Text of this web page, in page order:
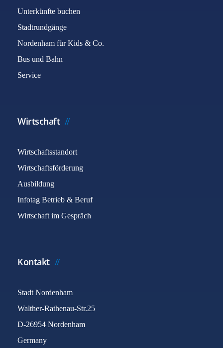
Unterkünfte buchen
Stadtrundgänge
Nordenham für Kids & Co.
Bus und Bahn
Service
Wirtschaft
Wirtschaftsstandort
Wirtschaftsförderung
Ausbildung
Infotag Betrieb & Beruf
Wirtschaft im Gespräch
Kontakt
Stadt Nordenham
Walther-Rathenau-Str.25
D-26954 Nordenham
Germany